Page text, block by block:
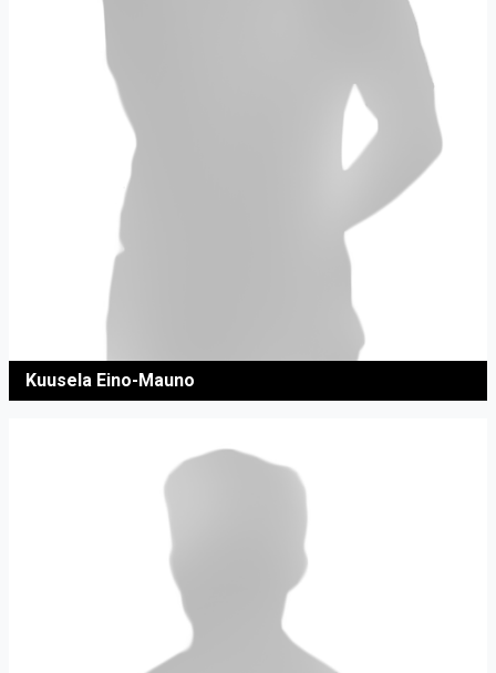
Kuusela Eino-Mauno